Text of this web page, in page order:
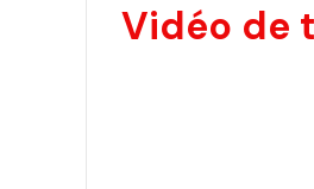
Vidéo de